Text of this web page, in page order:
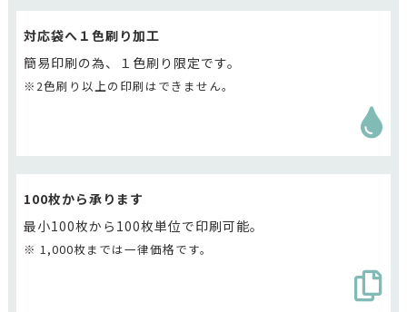
対応袋へ１色刷り加工
簡易印刷の為、１色刷り限定です。
※2色刷り以上の印刷はできません。
100枚から承ります
最小100枚から100枚単位で印刷可能。
※ 1,000枚までは一律価格です。